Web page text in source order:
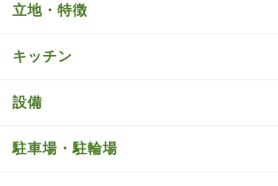
立地・特徴
キッチン
設備
駐車場・駐輪場